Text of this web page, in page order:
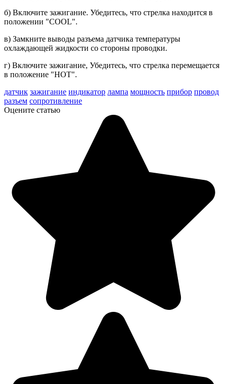
б) Включите зажигание. Убедитесь, что стрелка находится в
положении "COOL".
в) Замкните выводы разъема датчи­ка температуры
охлаждающей жид­кости со стороны проводки.
г) Включите зажигание, Убедитесь, что стрелка перемещается
в поло­жение "НОТ".
датчик зажигание индикатор лампа мощность прибор провод
разъем сопротивление
Оцените статью